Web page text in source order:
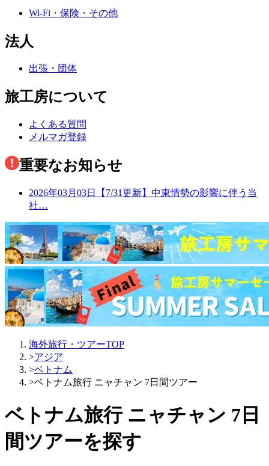
Wi-Fi・保険・その他
法人
出張・団体
旅工房について
よくある質問
メルマガ登録
重要なお知らせ
2026年03月03日
【7/31更新】中東情勢の影響に伴う当
社…
海外旅行・ツアーTOP
>アジア
>ベトナム
>ベトナム旅行 ニャチャン 7日間ツアー
ベトナム旅行 ニャチャン 7日
間ツアーを探す